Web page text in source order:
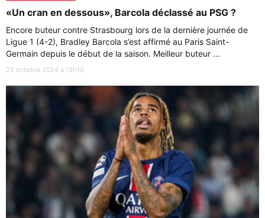
«Un cran en dessous», Barcola déclassé au PSG ?
Encore buteur contre Strasbourg lors de la dernière journée de
Ligue 1 (4-2), Bradley Barcola s’est affirmé au Paris Saint-
Germain depuis le début de la saison. Meilleur buteur ...
22 octobre 2024 à 13h10